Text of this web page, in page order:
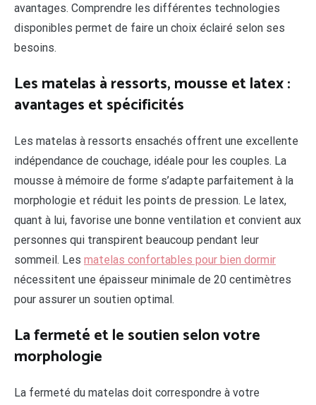
avantages. Comprendre les différentes technologies
disponibles permet de faire un choix éclairé selon ses
besoins.
Les matelas à ressorts, mousse et latex :
avantages et spécificités
Les matelas à ressorts ensachés offrent une excellente
indépendance de couchage, idéale pour les couples. La
mousse à mémoire de forme s’adapte parfaitement à la
morphologie et réduit les points de pression. Le latex,
quant à lui, favorise une bonne ventilation et convient aux
personnes qui transpirent beaucoup pendant leur
sommeil. Les matelas confortables pour bien dormir
nécessitent une épaisseur minimale de 20 centimètres
pour assurer un soutien optimal.
La fermeté et le soutien selon votre
morphologie
La fermeté du matelas doit correspondre à votre